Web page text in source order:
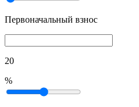
Первоначальный взнос
20
%